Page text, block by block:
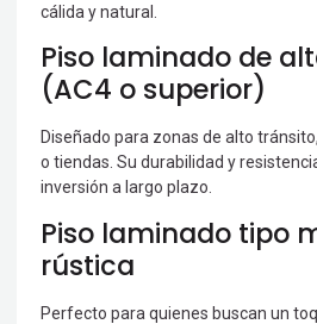
cálida y natural.
Piso laminado de
(AC4 o superior)
Diseñado para zonas de alto
o tiendas. Su durabilidad y
inversión a largo plazo.
Piso laminado tipo
rústica
Perfecto para quienes buscan un